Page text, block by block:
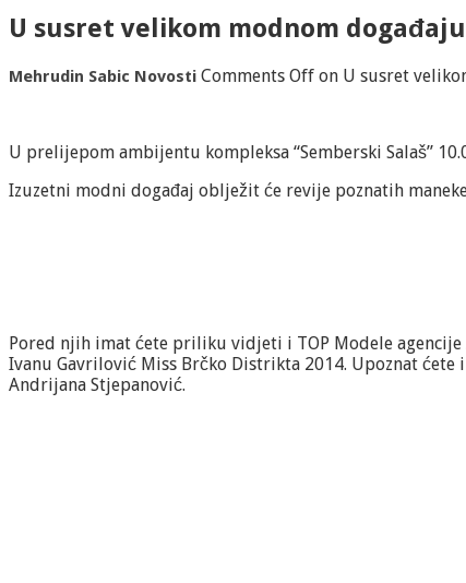
U susret velikom modnom
Mehrudin Sabic Novosti Comments Off on U susret
U prelijepom ambijentu kompleksa “Semberski Salaš”
Izuzetni modni događaj oblježit će revije poznatih
Pored njih imat ćete priliku vidjeti i TOP Modele
Ivanu Gavrilović Miss Brčko Distrikta 2014. Upoznat
Andrijana Stjepanović.